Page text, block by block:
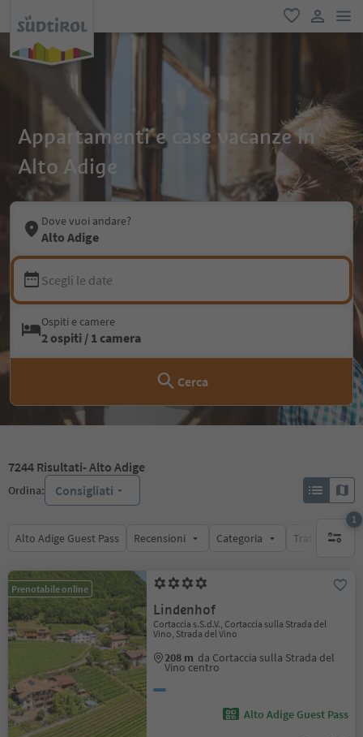
favoriti
user link
Appartamenti e case vacanze in
Alto Adige
Dove vuoi andare?
Alto Adige
Scegli le date
Ospiti e camere
2 ospiti / 1 camera
Cerca
7244 Risultati- Alto Adige
Ordina: Consigliati
Alto Adige Guest Pass Recensioni Categoria Trattamento
1
1 filtro
Prenotabile online
Lindenhof
Cortaccia s.S.d.V., Cortaccia sulla Strada del
Vino, Strada del Vino
208 m da Cortaccia sulla Strada del
Vino centro
Alto Adige Guest Pass